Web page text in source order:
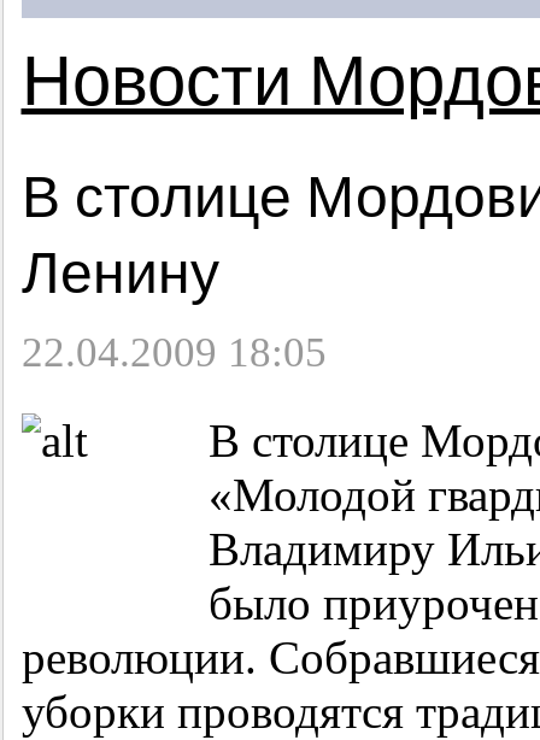
Новости
В столице
Ленину
22.04.2009 18:05
В столице
«Молодой
Владимиру
было
революции.
уборки проводятся